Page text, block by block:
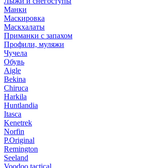
Манки
Маскировка
Маскхалаты
Приманки с запахом
Профили, муляжи
Чучела
Обувь
Aigle
Bekina
Chiruсa
Harkila
Huntlandia
Itasca
Kenetrek
Norfin
P.Original
Remington
Seeland
Voodoo tactical